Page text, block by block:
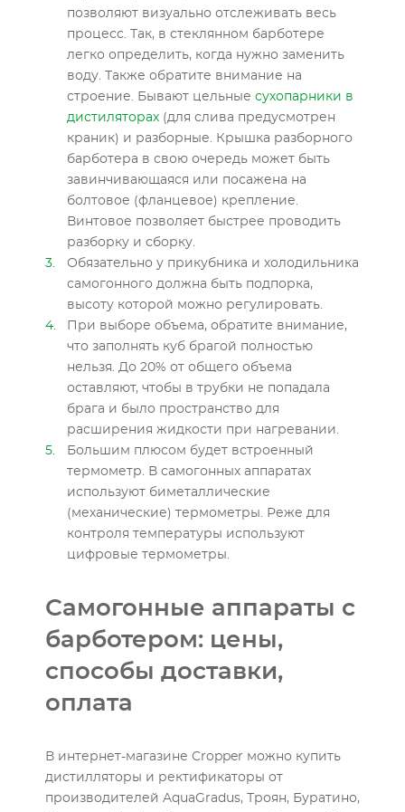
позволяют визуально отслеживать весь
процесс. Так, в стеклянном барботере
легко определить, когда нужно заменить
воду. Также обратите внимание на
строение. Бывают цельные сухопарники в
дистиляторах (для слива предусмотрен
краник) и разборные. Крышка разборного
барботера в свою очередь может быть
завинчивающаяся или посажена на
болтовое (фланцевое) крепление.
Винтовое позволяет быстрее проводить
разборку и сборку.
Обязательно у прикубника и холодильника
самогонного должна быть подпорка,
высоту которой можно регулировать.
При выборе объема, обратите внимание,
что заполнять куб брагой полностью
нельзя. До 20% от общего объема
оставляют, чтобы в трубки не попадала
брага и было пространство для
расширения жидкости при нагревании.
Большим плюсом будет встроенный
термометр. В самогонных аппаратах
используют биметаллические
(механические) термометры. Реже для
контроля температуры используют
цифровые термометры.
Самогонные аппараты с
барботером: цены,
способы доставки,
оплата
В интернет-магазине Cropper можно купить
дистилляторы и ректификаторы от
производителей AquaGradus, Троян, Буратино,